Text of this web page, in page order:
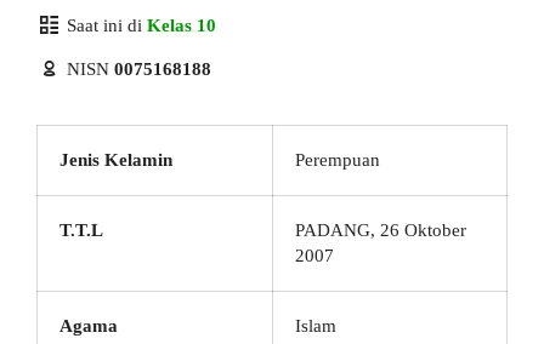
Saat ini di Kelas 10
NISN 0075168188
Jenis Kelamin Perempuan
T.T.L
PADANG, 26 Oktober
2007
Agama Islam